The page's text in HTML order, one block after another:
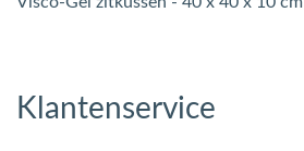
Klantenservice